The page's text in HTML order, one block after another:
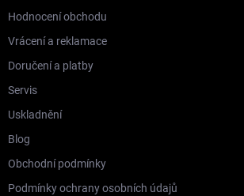
Hodnocení obchodu
Vrácení a reklamace
Doručení a platby
Servis
Uskladnění
Blog
Obchodní podmínky
Podmínky ochrany osobních údajů